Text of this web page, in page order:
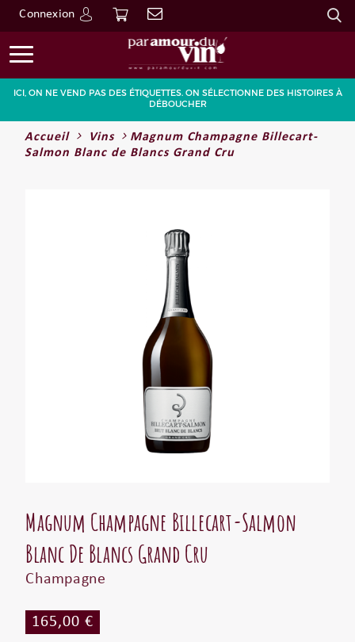
Connexion
Go
ICI, ON NE VEND PAS DES ÉTIQUETTES. ON SÉLECTIONNE DES HISTOIRES À
DÉBOUCHER
Accueil Vins
Magnum Champagne Billecart-
Salmon Blanc de Blancs Grand Cru
Magnum Champagne Billecart-Salmon
Blanc De Blancs Grand Cru
Champagne
165,00 €